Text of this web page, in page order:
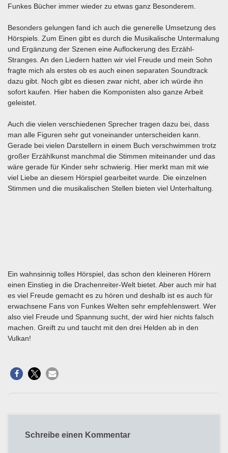
Funkes Bücher immer wieder zu etwas ganz Besonderem.
Besonders gelungen fand ich auch die generelle Umsetzung des
Hörspiels. Zum Einen gibt es durch die Musikalische Untermalung
und Ergänzung der Szenen eine Auflockerung des Erzähl-
Stranges. An den Liedern hatten wir viel Freude und mein Sohn
fragte mich als erstes ob es auch einen separaten Soundtrack
dazu gibt. Noch gibt es diesen zwar nicht, aber ich würde ihn
sofort kaufen. Hier haben die Komponisten also ganze Arbeit
geleistet.
Auch die vielen verschiedenen Sprecher tragen dazu bei, dass
man alle Figuren sehr gut voneinander unterscheiden kann.
Gerade bei vielen Darstellern in einem Buch verschwimmen trotz
großer Erzählkunst manchmal die Stimmen miteinander und das
wäre gerade für Kinder sehr schwierig. Hier merkt man mit wie
viel Liebe an diesem Hörspiel gearbeitet wurde. Die einzelnen
Stimmen und die musikalischen Stellen bieten viel Unterhaltung.
Ein wahnsinnig tolles Hörspiel, das schon den kleineren Hörern
einen Einstieg in die Drachenreiter-Welt bietet. Aber auch mir hat
es viel Freude gemacht es zu hören und deshalb ist es auch für
erwachsene Fans von Funkes Welten sehr empfehlenswert. Wer
also viel Freude und Spannung sucht, der wird hier nichts falsch
machen. Greift zu und taucht mit den drei Helden ab in den
Vulkan!
Schreibe einen Kommentar